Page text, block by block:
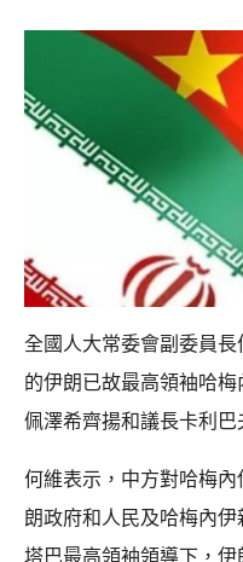
全國人大常委會副委員
的伊朗已故最高領袖哈
佩澤希齊揚和議長卡利巴
何維表示，中方對哈梅
朗政府和人民及哈梅內
塔巴最高領袖領導下，